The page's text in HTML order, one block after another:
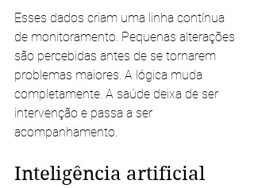
Esses dados criam uma linha contínua
de monitoramento. Pequenas alterações
são percebidas antes de se tornarem
problemas maiores. A lógica muda
completamente. A saúde deixa de ser
intervenção e passa a ser
acompanhamento.
Inteligência artificial